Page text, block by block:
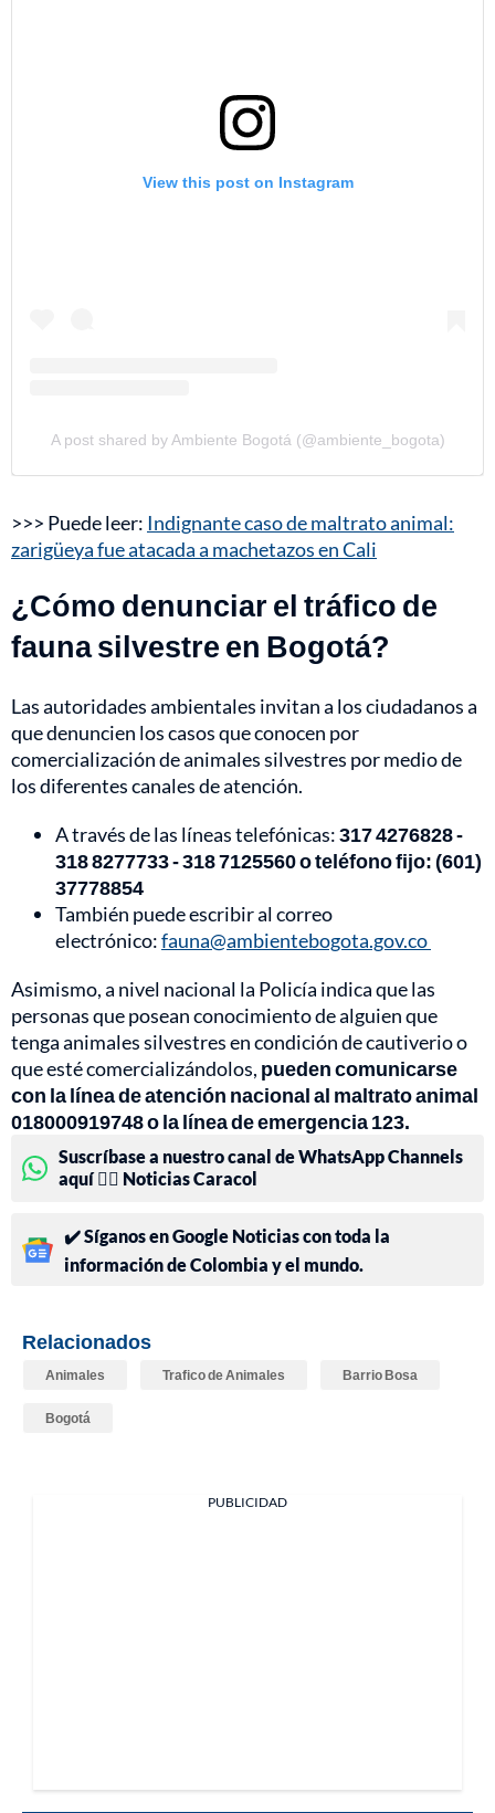
View this post on Instagram
A post shared by Ambiente Bogotá (@ambiente_bogota)
>>> Puede leer: Indignante caso de maltrato animal:
zarigüeya fue atacada a machetazos en Cali
¿Cómo denunciar el tráfico de
fauna silvestre en Bogotá?
Las autoridades ambientales invitan a los ciudadanos a
que denuncien los casos que conocen por
comercialización de animales silvestres por medio de
los diferentes canales de atención.
A través de las líneas telefónicas:317 4276828 -
318 8277733 - 318 7125560 o teléfono fijo: (601)
37778854
También puede escribir al correo
electrónico:fauna@ambientebogota.gov.co
Asimismo, a nivel nacional la Policía indica que las
personas que posean conocimiento de alguien que
tenga animales silvestres en condición de cautiverio o
que esté comercializándolos, pueden comunicarse
con la línea de atención nacional al maltrato animal
018000919748 o la línea de emergencia 123.
Suscríbase a nuestro canal de WhatsApp Channels
aquí 👉🏻 Noticias Caracol
✔️ Síganos en Google Noticias con toda la
información de Colombia y el mundo.
Relacionados
Animales Trafico de Animales Barrio Bosa
Bogotá
PUBLICIDAD